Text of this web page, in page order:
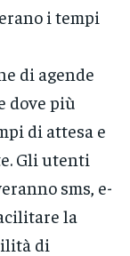
i tempi
di agende
dove più
di attesa e
Gli utenti
sms, e-
la
di